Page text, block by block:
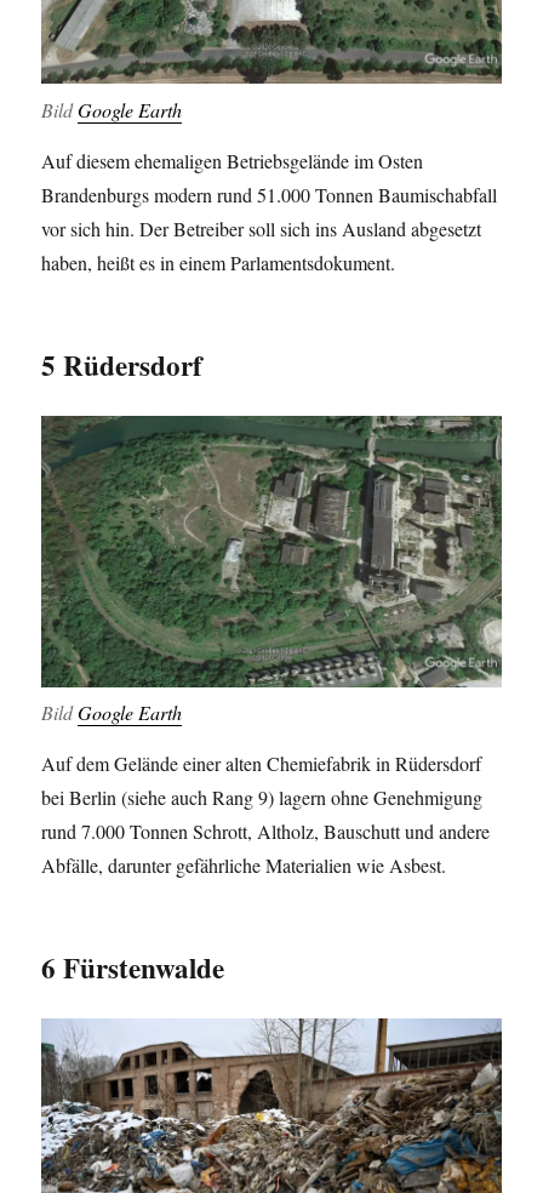
BildGoogle Earth
Auf diesem ehemaligen Betriebsgelände im Osten
Brandenburgs modern rund 51.000 Tonnen Baumischabfall
vor sich hin. Der Betreiber soll sich ins Ausland abgesetzt
haben, heißt es in einem Parlamentsdokument.
5 Rüdersdorf
BildGoogle Earth
Auf dem Gelände einer alten Chemiefabrik in Rüdersdorf
bei Berlin (siehe auch Rang 9) lagern ohne Genehmigung
rund 7.000 Tonnen Schrott, Altholz, Bauschutt und andere
Abfälle, darunter gefährliche Materialien wie Asbest.
6 Fürstenwalde